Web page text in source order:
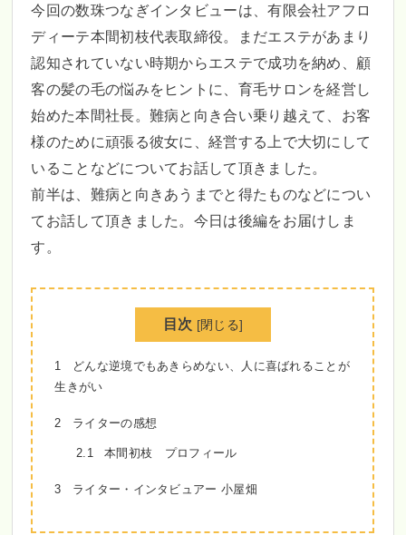
今回の数珠つなぎインタビューは、有限会社アフロ
ディーテ本間初枝代表取締役。まだエステがあまり
認知されていない時期からエステで成功を納め、顧
客の髪の毛の悩みをヒントに、育毛サロンを経営し
始めた本間社長。難病と向き合い乗り越えて、お客
様のために頑張る彼女に、経営する上で大切にして
いることなどについてお話して頂きました。
前半は、難病と向きあうまでと得たものなどについ
てお話して頂きました。今日は後編をお届けしま
す。
目次 [閉じる]
1
どんな逆境でもあきらめない、人に喜ばれることが
生きがい
2 ライターの感想
2.1 本間初枝 プロフィール
3 ライター・インタビュアー 小屋畑